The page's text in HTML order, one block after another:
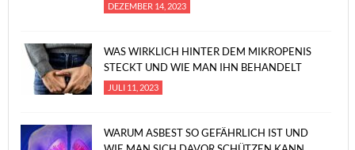
DEZEMBER 14, 2023
WAS WIRKLICH HINTER DEM MIKROPENIS
STECKT UND WIE MAN IHN BEHANDELT
JULI 11, 2023
WARUM ASBEST SO GEFÄHRLICH IST UND